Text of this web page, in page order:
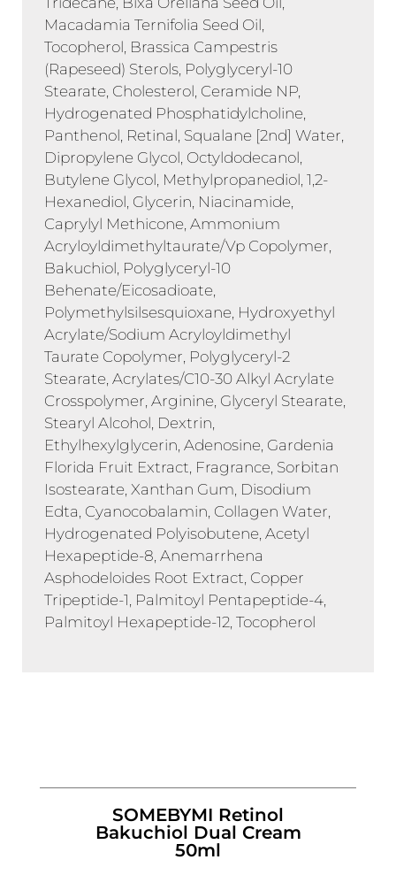
Macadamia Ternifolia Seed Oil,
Tocopherol, Brassica Campestris
(Rapeseed) Sterols, Polyglyceryl-10
Stearate, Cholesterol, Ceramide NP,
Hydrogenated Phosphatidylcholine,
Panthenol, Retinal, Squalane [2nd] Water,
Dipropylene Glycol, Octyldodecanol,
Butylene Glycol, Methylpropanediol, 1,2-
Hexanediol, Glycerin, Niacinamide,
Caprylyl Methicone, Ammonium
Acryloyldimethyltaurate/Vp Copolymer,
Bakuchiol, Polyglyceryl-10
Behenate/Eicosadioate,
Polymethylsilsesquioxane, Hydroxyethyl
Acrylate/Sodium Acryloyldimethyl
Taurate Copolymer, Polyglyceryl-2
Stearate, Acrylates/C10-30 Alkyl Acrylate
Crosspolymer, Arginine, Glyceryl Stearate,
Stearyl Alcohol, Dextrin,
Ethylhexylglycerin, Adenosine, Gardenia
Florida Fruit Extract, Fragrance, Sorbitan
Isostearate, Xanthan Gum, Disodium
Edta, Cyanocobalamin, Collagen Water,
Hydrogenated Polyisobutene, Acetyl
Hexapeptide-8, Anemarrhena
Asphodeloides Root Extract, Copper
Tripeptide-1, Palmitoyl Pentapeptide-4,
Palmitoyl Hexapeptide-12, Tocopherol
SOMEBYMI Retinol
Bakuchiol Dual Cream
50ml